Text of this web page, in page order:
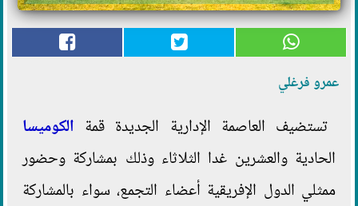
عمرو فرغلي
تستضيف العاصمة الإدارية الجديدة قمة الكوميسا
الحادية والعشرين غدا الثلاثاء وذلك بمشاركة وحضور
ممثلي الدول الإفريقية أعضاء التجمع، سواء بالمشاركة